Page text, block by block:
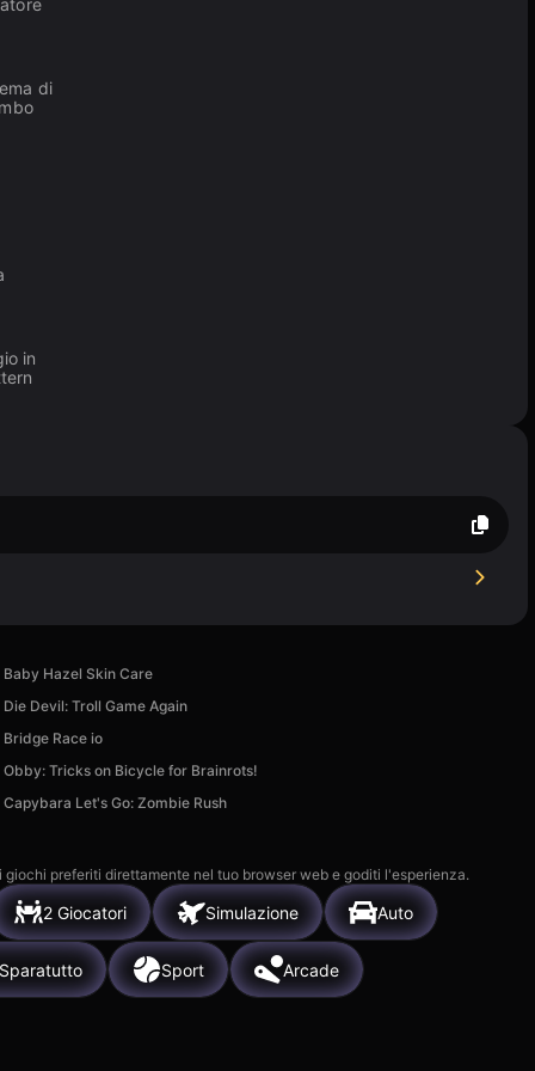
di
in
Baby Hazel Skin Care
Die Devil: Troll Game Again
Bridge Race io
Obby: Tricks on Bicycle for Brainrots!
Capybara Let's Go: Zombie Rush
preferiti direttamente nel tuo browser web e goditi l'esperienza.
2 Giocatori Simulazione Auto
Sparatutto Sport Arcade